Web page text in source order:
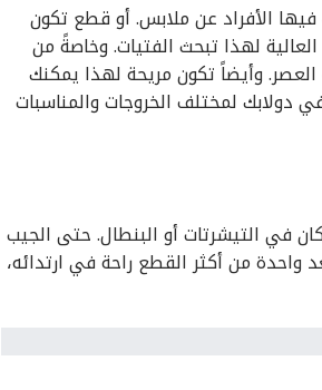
الأفراد عن ملابس. أو قطع تكون
لهذا تبحث الفتيات. وخاصةً من
العصر. وأيضاً تكون مريحة لهذا يمكنك
لمختلف الخروجات والمناسبات
في التيشرتات أو البنطال. حتى الجيب
واحدة من أكثر القطع راحة في ارتدائه،